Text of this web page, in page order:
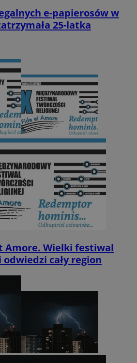
e-papierosów w
25-latka
Amore. Wielki festiwal
cały region